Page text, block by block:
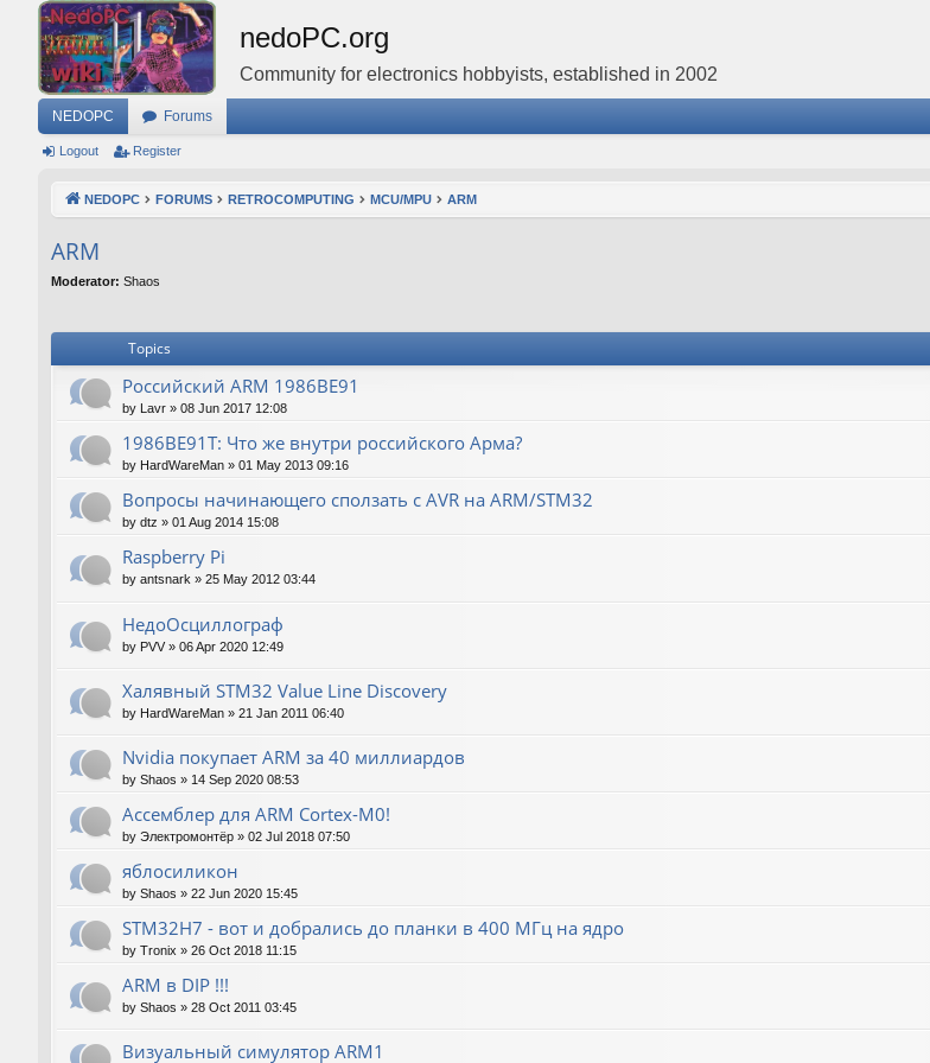
nedoPC.org
Community for electronics hobbyists, established in 2002
NEDOPC Forums
Logout Register
NEDOPC FORUMS RETROCOMPUTING MCU/MPU ARM
ARM
Moderator: Shaos
Topics
Российский ARM 1986ВЕ91
by Lavr » 08 Jun 2017 12:08
1986ВЕ91Т: Что же внутри российского Арма?
by HardWareMan » 01 May 2013 09:16
Вопросы начинающего сползать с AVR на ARM/STM32
by dtz » 01 Aug 2014 15:08
Raspberry Pi
by antsnark » 25 May 2012 03:44
НедоОсциллограф
by PVV » 06 Apr 2020 12:49
Халявный STM32 Value Line Discovery
by HardWareMan » 21 Jan 2011 06:40
Nvidia покупает ARM за 40 миллиардов
by Shaos » 14 Sep 2020 08:53
Ассемблер для ARM Cortex-M0!
by Электромонтёр » 02 Jul 2018 07:50
яблосиликон
by Shaos » 22 Jun 2020 15:45
STM32H7 - вот и добрались до планки в 400 МГц на ядро
by Tronix » 26 Oct 2018 11:15
ARM в DIP !!!
by Shaos » 28 Oct 2011 03:45
Визуальный симулятор ARM1